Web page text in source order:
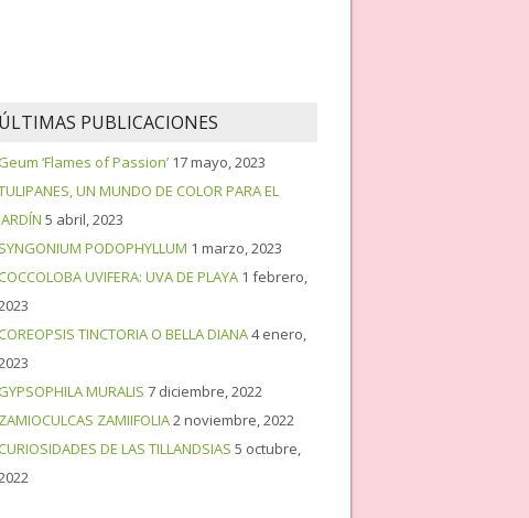
ÚLTIMAS PUBLICACIONES
Geum ‘Flames of Passion’ 17 mayo, 2023
UN MUNDO DE COLOR PARA EL
5 abril, 2023
SYNGONIUM PODOPHYLLUM 1 marzo, 2023
UVIFERA: UVA DE PLAYA 1 febrero,
TINCTORIA O BELLA DIANA4 enero,
GYPSOPHILA MURALIS 7 diciembre, 2022
ZAMIOCULCAS ZAMIIFOLIA2 noviembre, 2022
DE LAS TILLANDSIAS 5 octubre,